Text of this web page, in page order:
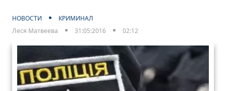
НОВОСТИ
КРИМИНАЛ
Леся Матвеева
31:05:2016 02:12